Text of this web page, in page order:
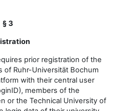
§ 3
prior registration of the
of Ruhr-Universität Bochum
with their central user
members of the
or the Technical University of